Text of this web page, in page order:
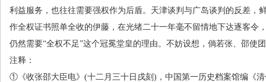
利益服务，也往往需要强权作为后盾。天津谈判与广岛谈判的反差，
作全权证书照单全收的伊藤，在光绪二十一年毫不留情地下达逐客令
仍然需要“全权不足”这个冠冕堂皇的理由。不妨设想，倘若张、邵使
注释：
①《收张邵大臣电》 (十二月三十日戌刻 ) ，中国第一历史档案馆编《